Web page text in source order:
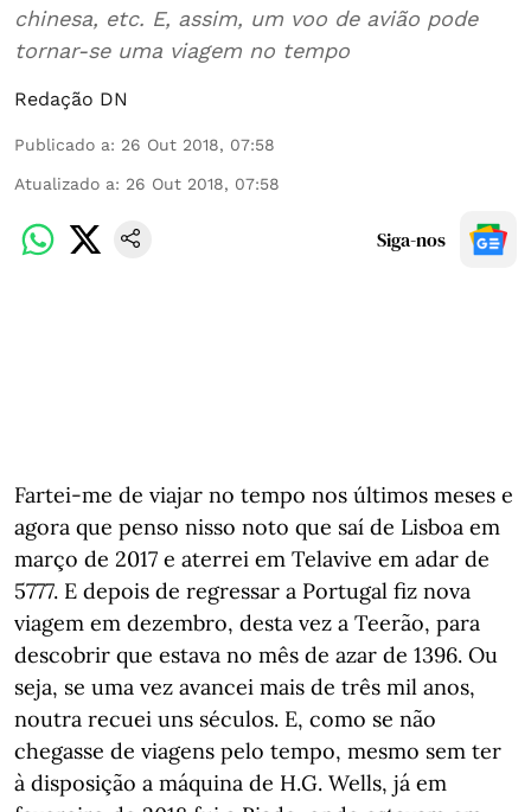
chinesa, etc. E, assim, um voo de avião pode
tornar-se uma viagem no tempo
Redação DN
Publicado a: 26 Out 2018, 07:58
Atualizado a: 26 Out 2018, 07:58
Siga-nos
Fartei-me de viajar no tempo nos últimos meses e
agora que penso nisso noto que saí de Lisboa em
março de 2017 e aterrei em Telavive em adar de
5777. E depois de regressar a Portugal fiz nova
viagem em dezembro, desta vez a Teerão, para
descobrir que estava no mês de azar de 1396. Ou
seja, se uma vez avancei mais de três mil anos,
noutra recuei uns séculos. E, como se não
chegasse de viagens pelo tempo, mesmo sem ter
à disposição a máquina de H.G. Wells, já em